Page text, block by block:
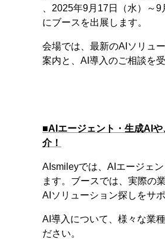
、2025年9月17日（水）～
にブースを出展します。
会場では、最新のAIソリュ
案内と、AI導入のご相談を
■AIエージェント・生成AI
介！
AIsmileyでは、AIエージェ
ます。ブースでは、実際の
AIソリューション探しをサ
AI導入について、様々な業
ださい。